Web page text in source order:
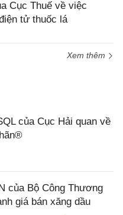
Cục Thuế về việc
tử thuốc lá
Xem thêm
của Cục Hải quan về
của Bộ Công Thương
giá bán xăng dầu